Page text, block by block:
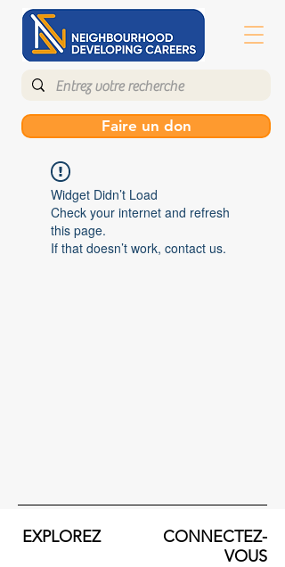
Faire un don
Widget Didn’t Load
Check your internet and refresh
this page.
If that doesn’t work, contact us.
EXPLOREZ
CONNECTEZ-
VOUS